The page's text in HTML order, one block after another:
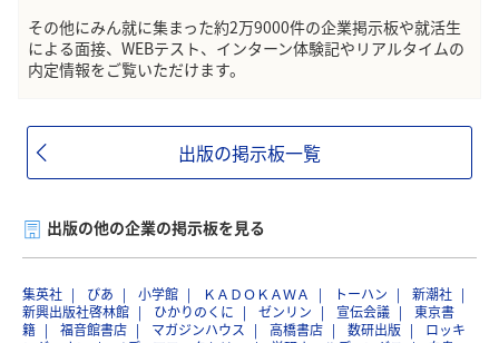
その他にみん就に集まった約2万9000件の企業掲示板や就活生
による面接、WEBテスト、インターン体験記やリアルタイムの
内定情報をご覧いただけます。
出版の掲示板一覧
出版の他の企業の掲示板を見る
集英社 ぴあ 小学館 ＫＡＤＯＫＡＷＡ トーハン
新潮社
新興出版社啓林館
ひかりのくに ゼンリン 宣伝会議
東京書
籍
福音館書店 マガジンハウス 高橋書店 数研出版
ロッキ